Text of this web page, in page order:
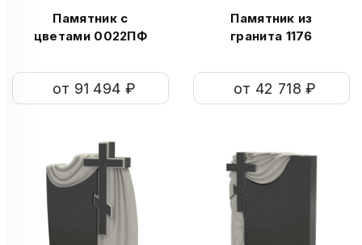
Памятник с
цветами 0022ПФ
от 91 494 ₽
Памятник из
гранита 1176
от 42 718 ₽